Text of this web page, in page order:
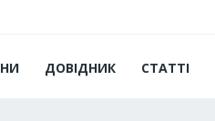
ДОВІДНИК СТАТТІ